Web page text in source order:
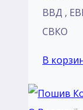
ВВД ,
СВКО
В